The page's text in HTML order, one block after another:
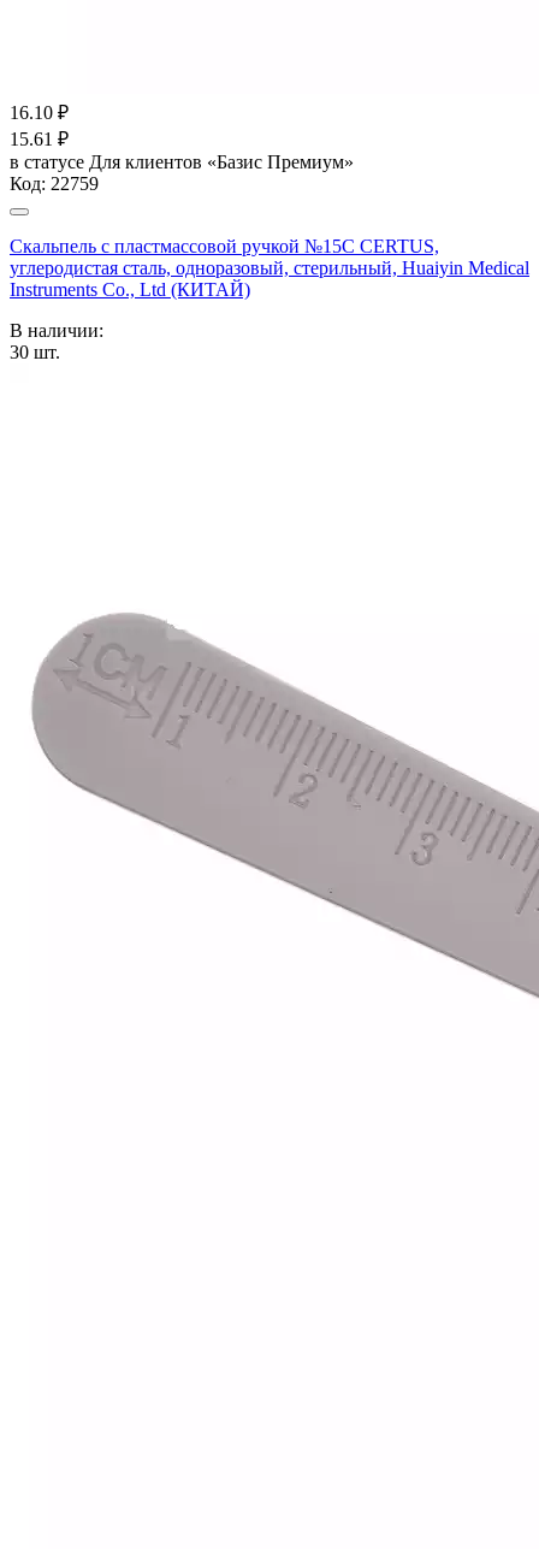
16.10 ₽
15.61 ₽
в статусе Для клиентов «Базис Премиум»
Код: 22759
Скальпель с пластмассовой ручкой №15С CERTUS,
углеродистая сталь, одноразовый, стерильный, Huaiyin Medical
Instruments Co., Ltd (КИТАЙ)
В наличии:
30 шт.